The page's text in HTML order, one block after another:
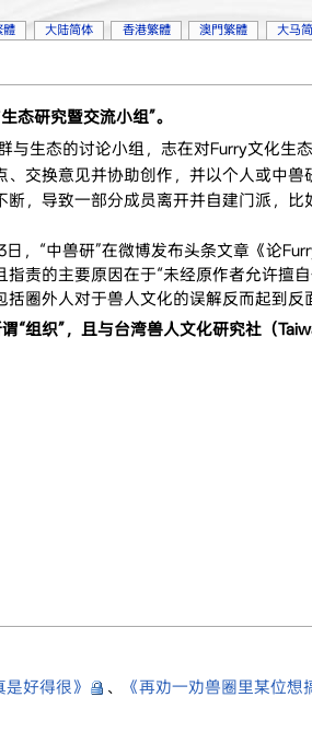
态研究暨交流小组”。
生态的讨论小组，志在对Furry文化生
交换意见并协助创作，并以个人或中兽
，导致一部分成员离开并自建门派，
日，“中兽研”在微博发布头条文章《论
责的主要原因在于“未经原作者允许擅
圈外人对于兽人文化的误解反而起到反
“组织”，且与台湾兽人文化研究社（
好得很》 、 《再劝一劝兽圈里某位想
體 大陆简体 香港繁體 澳門繁體 大马